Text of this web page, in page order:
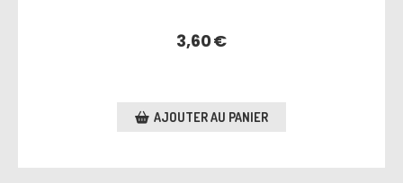
3,60€
AJOUTER AU PANIER